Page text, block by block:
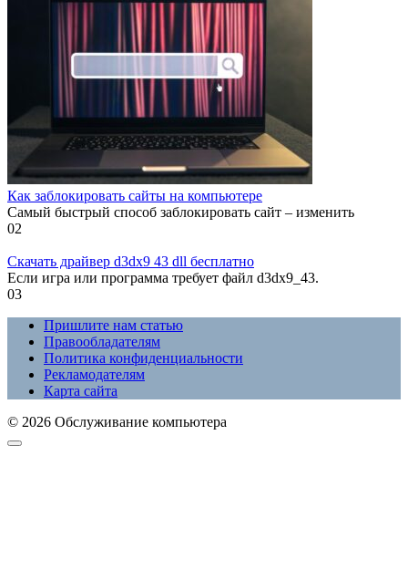
Как заблокировать сайты на компьютере
Самый быстрый способ заблокировать сайт – изменить
02
Скачать драйвер d3dx9 43 dll бесплатно
Если игра или программа требует файл d3dx9_43.
03
Пришлите нам статью
Правообладателям
Политика конфиденциальности
Рекламодателям
Карта сайта
© 2026 Обслуживание компьютера